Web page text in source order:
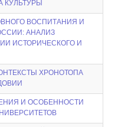
КУЛЬТУРЫ
ВОСПИТАНИЯ И
АНАЛИЗ
ИСТОРИЧЕСКОГО И
ХРОНОТОПА
И ОСОБЕННОСТИ